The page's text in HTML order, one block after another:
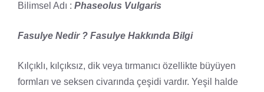
Bilimsel Adı : Phaseolus Vulgaris
Fasulye Nedir ? Fasulye Hakkında Bilgi
Kılçıklı, kılçıksız, dik veya tırmanıcı özellikte büyüyen
formları ve seksen civarında çeşidi vardır. Yeşil halde